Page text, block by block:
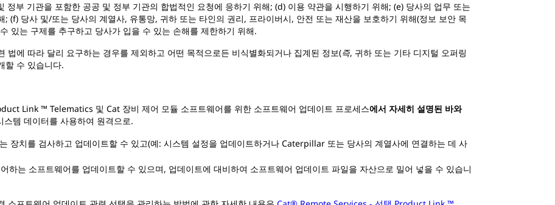
정부 기관을 포함한 공공 및 정부 기관의 합법적인 요청에 응하기 위해; (d) 이용 약관을 시행하기 위해; (e) 당사의 업무 또는
(f) 당사 및/또는 당사의 계열사, 유통망, 귀하 또는 타인의 권리, 프라이버시, 안전 또는 재산을 보호하기 위해(정보 보안 목
있는 구제를 추구하고 당사가 입을 수 있는 손해를 제한하기 위해.
법에 따라 달리 요구하는 경우를 제외하고 어떤 목적으로든 비식별화되거나 집계된 정보(즉, 귀하 또는 기타 디지털 오퍼링
할 수 있습니다.
Link ™ Telematics 및 Cat 장비 제어 모듈 소프트웨어를 위한 소프트웨어 업데이트 프로세스에서 자세히 설명된 바와
템 데이터를 사용하여 원격으로.
장치를 검사하고 업데이트할 수 있고(예: 시스템 설정을 업데이트하거나 Caterpillar 또는 당사의 계열사에 연결하는 데 사
하는 소프트웨어를 업데이트할 수 있으며, 업데이트에 대비하여 소프트웨어 업데이트 파일을 자산으로 밀어 넣을 수 있습니